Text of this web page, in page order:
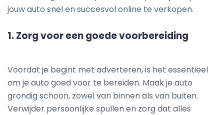
jouw auto snel en succesvol online te verkopen.
1.Zorg voor een goede voorbereiding
Voordat je begint met adverteren, is het essentieel
om je auto goed voor te bereiden. Maak je auto
grondig schoon, zowel van binnen als van buiten.
Verwijder persoonlijke spullen en zorg dat alles